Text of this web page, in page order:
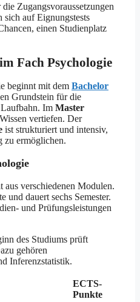
Zugangsvoraussetzungen
sich auf Eignungstests
einen Studienplatz
Fach Psychologie
beginnt mit dem Bachelor
Grundstein für die
Laufbahn. Im Master
vertiefen. Der
ist strukturiert und intensiv,
zu ermöglichen.
aus verschiedenen Modulen.
und dauert sechs Semester.
und Prüfungsleistungen
des Studiums prüft
gehören
Inferenzstatistik.
ECTS-
Punkte